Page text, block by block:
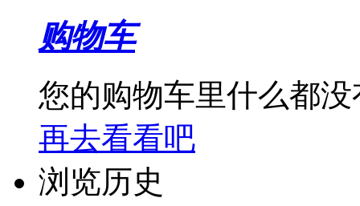
购物车
您的购物车里什么都没
再去看看吧
浏览历史